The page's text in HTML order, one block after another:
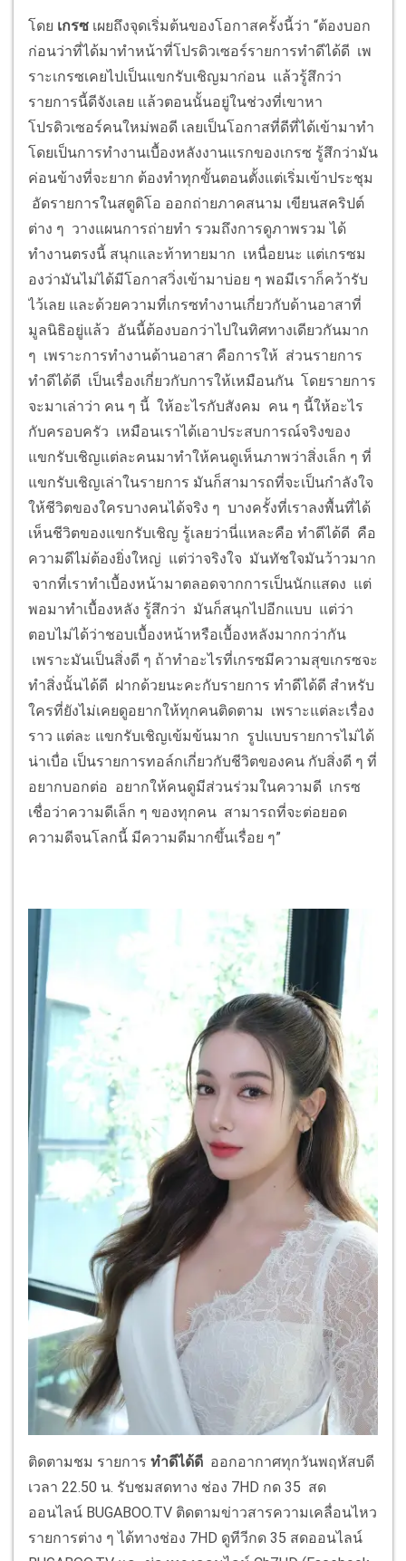
โดย เกรซ เผยถึงจุดเริ่มต้นของโอกาสครั้งนี้ว่า “ต้องบอก
ก่อนว่าที่ได้มาทำหน้าที่โปรดิวเซอร์รายการทำดีได้ดี เพ
ราะเกรซเคยไปเป็นแขกรับเชิญมาก่อน แล้วรู้สึกว่า
รายการนี้ดีจังเลย แล้วตอนนั้นอยู่ในช่วงที่เขาหา
โปรดิวเซอร์คนใหม่พอดี เลยเป็นโอกาสที่ดีที่ได้เข้ามาทำ
โดยเป็นการทำงานเบื้องหลังงานแรกของเกรซ รู้สึกว่ามัน
ค่อนข้างที่จะยาก ต้องทำทุกขั้นตอนตั้งแต่เริ่มเข้าประชุม
อัดรายการในสตูดิโอ ออกถ่ายภาคสนาม เขียนสคริปต์
ต่าง ๆ วางแผนการถ่ายทำ รวมถึงการดูภาพรวม ได้
ทำงานตรงนี้ สนุกและท้าทายมาก เหนื่อยนะ แต่เกรซม
องว่ามันไม่ได้มีโอกาสวิ่งเข้ามาบ่อย ๆ พอมีเราก็คว้ารับ
ไว้เลย และด้วยความที่เกรซทำงานเกี่ยวกับด้านอาสาที่
มูลนิธิอยู่แล้ว อันนี้ต้องบอกว่าไปในทิศทางเดียวกันมาก
ๆ เพราะการทำงานด้านอาสา คือการให้ ส่วนรายการ
ทำดีได้ดี เป็นเรื่องเกี่ยวกับการให้เหมือนกัน โดยรายการ
จะมาเล่าว่า คน ๆ นี้ ให้อะไรกับสังคม คน ๆ นี้ให้อะไร
กับครอบครัว เหมือนเราได้เอาประสบการณ์จริงของ
แขกรับเชิญแต่ละคนมาทำให้คนดูเห็นภาพว่าสิ่งเล็ก ๆ ที่
แขกรับเชิญเล่าในรายการ มันก็สามารถที่จะเป็นกำลังใจ
ให้ชีวิตของใครบางคนได้จริง ๆ บางครั้งที่เราลงพื้นที่ได้
เห็นชีวิตของแขกรับเชิญ รู้เลยว่านี่แหละคือ ทำดีได้ดี คือ
ความดีไม่ต้องยิ่งใหญ่ แต่ว่าจริงใจ มันทัชใจมันว้าวมาก
จากที่เราทำเบื้องหน้ามาตลอดจากการเป็นนักแสดง แต่
พอมาทำเบื้องหลัง รู้สึกว่า มันก็สนุกไปอีกแบบ แต่ว่า
ตอบไม่ได้ว่าชอบเบื้องหน้าหรือเบื้องหลังมากกว่ากัน
เพราะมันเป็นสิ่งดี ๆ ถ้าทำอะไรที่เกรซมีความสุขเกรซจะ
ทำสิ่งนั้นได้ดี ฝากด้วยนะคะกับรายการ ทำดีได้ดี สำหรับ
ใครที่ยังไม่เคยดูอยากให้ทุกคนติดตาม เพราะแต่ละเรื่อง
ราว แต่ละ แขกรับเชิญเข้มข้นมาก รูปแบบรายการไม่ได้
น่าเบื่อ เป็นรายการทอล์กเกี่ยวกับชีวิตของคน กับสิ่งดี ๆ ที่
อยากบอกต่อ อยากให้คนดูมีส่วนร่วมในความดี เกรซ
เชื่อว่าความดีเล็ก ๆ ของทุกคน สามารถที่จะต่อยอด
ความดีจนโลกนี้ มีความดีมากขึ้นเรื่อย ๆ”
ติดตามชม รายการ ทำดีได้ดี ออกอากาศทุกวันพฤหัสบดี
เวลา 22.50 น. รับชมสดทาง ช่อง 7HD กด 35 สด
ออนไลน์ BUGABOO.TV ติดตามข่าวสารความเคลื่อนไหว
รายการต่าง ๆ ได้ทางช่อง 7HD ดูทีวีกด 35 สดออนไลน์